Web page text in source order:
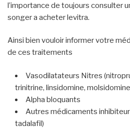
l’importance de toujours consulter
songer a acheter levitra.
Ainsi bien vouloir informer votre
de ces traitements
Vasodilatateurs Nitres
trinitrine, linsidomine,
Alpha bloquants
Autres médicaments
tadalafil)